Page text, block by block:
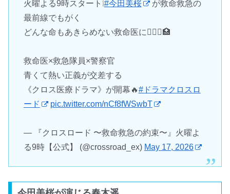
火曜よる9時スタート❕#今田美桜
が救命救急の
最前線でもがく
どんな命もあきらめない救命医に👩🏻‍⚕️🏥
救命医×救急隊員×警察官
青くて熱い正義が交差する
《クロス医療ドラマ》が開幕🔥#ドラマクロスロ
ード
pic.twitter.com/nCf8fWSwbT
— 『クロスロード 〜救命救急の約束〜』火曜よ
る9時【公式】 (@crossroad_ex) May 17, 2026